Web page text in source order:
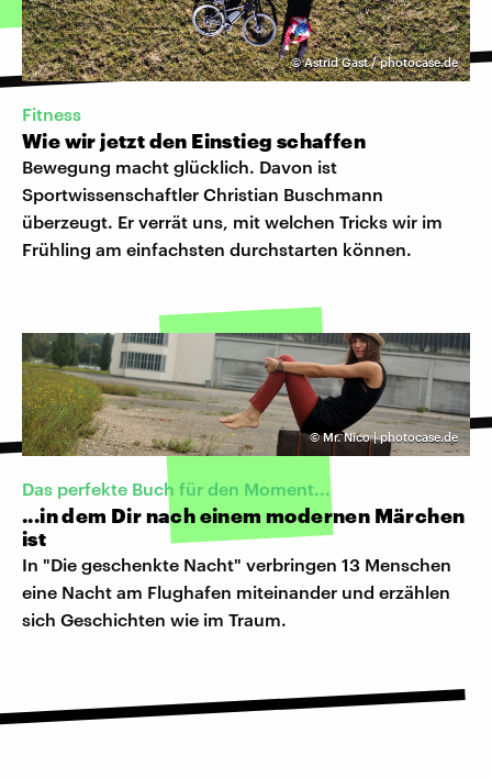
©Astrid Gast / photocase.de
Fitness
Wie wir jetzt den Einstieg schaffen
Bewegung macht glücklich. Davon ist
Sportwissenschaftler Christian Buschmann
überzeugt. Er verrät uns, mit welchen Tricks wir im
Frühling am einfachsten durchstarten können.
©Mr. Nico | photocase.de
Das perfekte Buch für den Moment...
...in dem Dir nach einem modernen Märchen
ist
In "Die geschenkte Nacht" verbringen 13 Menschen
eine Nacht am Flughafen miteinander und erzählen
sich Geschichten wie im Traum.